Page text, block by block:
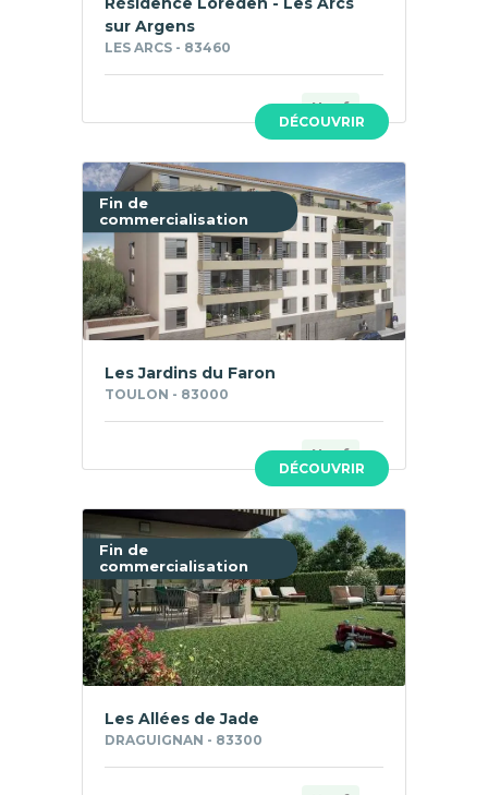
DÉCOUVRIR
sur Argens
LES ARCS - 83460
Neuf
Fin de
commercialisation
DÉCOUVRIR
Les Jardins du Faron
TOULON - 83000
Neuf
Fin de
commercialisation
Les Allées de Jade
DRAGUIGNAN - 83300